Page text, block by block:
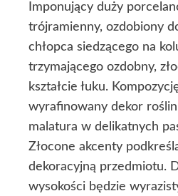
Imponujący duży
trójramienny, ozdobiony
chłopca siedzącego na
trzymającego ozdobny,
kształcie łuku.
wyrafinowany dekor
malatura w delikatnych
Złocone akcenty
dekoracyjną przedmiotu.
wysokości będzie